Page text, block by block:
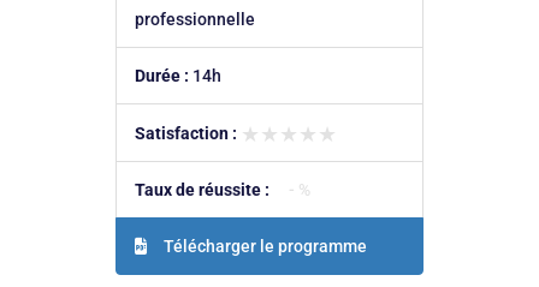
professionnelle
Durée : 14h
Satisfaction : ★★★★★
★★★★★
Taux de réussite : - %
Télécharger le programme